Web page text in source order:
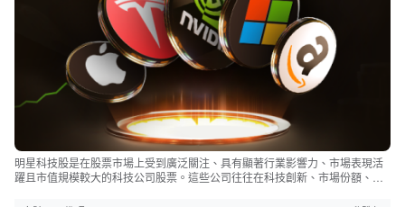
明星科技股是在股票市場上受到廣泛關注、具有顯著行業影響力、市場表現活
躍且市值規模較大的科技公司股票。這些公司往往在科技創新、市場份額、品